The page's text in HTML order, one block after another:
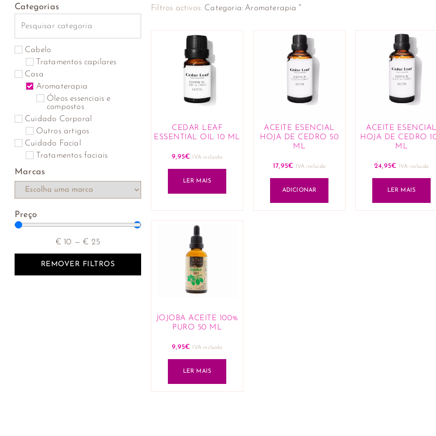
Categorias
Cabelo
Tratamentos capilares
Casa
Aromaterapia
Óleos essenciais e
compostos
Cuidado Corporal
Outros artigos
Cuidado Facial
Tratamentos faciais
Marcas
Preço
€ 10 — € 25
REMOVER FILTROS
Filtros activos: Categoria: Aromaterapia ×
CEDAR LEAF
ESSENTIAL OIL 10 ML
9,95€ IVA incluido
LER MAIS
ACEITE ESENCIAL
HOJA DE CEDRO 50
ML
17,95€ IVA incluido
ADICIONAR
ACEITE
HOJA DE CEDRO
ML
24,95€ IVA incluido
LER MAIS
JOJOBA ACEITE 100%
PURO 50 ML
9,95€ IVA incluido
LER MAIS